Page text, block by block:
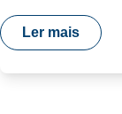
Ler mais